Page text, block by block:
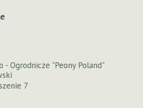
- Ogrodnicze "Peony Poland"
7